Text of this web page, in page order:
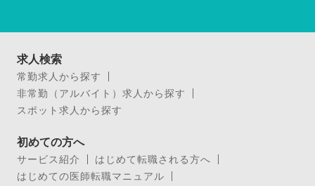
求人検索
常勤求人から探す
非常勤（アルバイト）求人から探す
スポット求人から探す
初めての方へ
サービス紹介
はじめて転職される方へ
はじめての医師転職マニュアル